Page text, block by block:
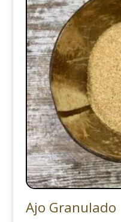
Ajo Granulado